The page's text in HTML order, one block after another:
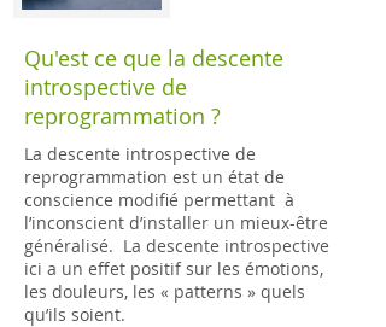
Qu'est ce que la descente
introspective de
reprogrammation ?
La descente introspective de
reprogrammation est un état de
conscience modifié permettant à
l’inconscient d’installer un mieux-être
généralisé. La descente introspective
ici a un effet positif sur les émotions,
les douleurs, les « patterns » quels
qu’ils soient.